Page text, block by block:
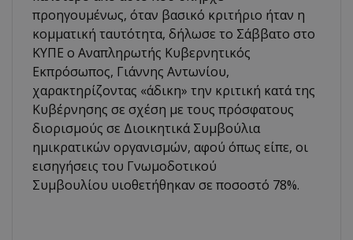
προηγουμένως, όταν βασικό κριτήριο ήταν η
κομματική ταυτότητα, δήλωσε το Σάββατο στο
ΚΥΠΕ ο Αναπληρωτής Κυβερνητικός
Εκπρόσωπος, Γιάννης Αντωνίου,
χαρακτηρίζοντας «άδικη» την κριτική κατά της
Κυβέρνησης σε σχέση με τους πρόσφατους
διορισμούς σε Διοικητικά Συμβούλια
ημικρατικών οργανισμών, αφού όπως είπε, οι
εισηγήσεις του Γνωμοδοτικού
Συμβουλίου υιοθετήθηκαν σε ποσοστό 78%.